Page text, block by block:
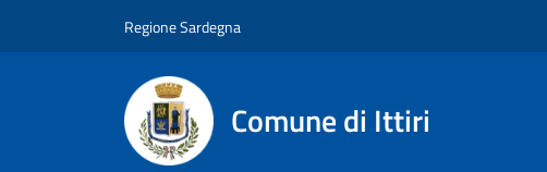
Regione Sardegna
Comune di Ittiri